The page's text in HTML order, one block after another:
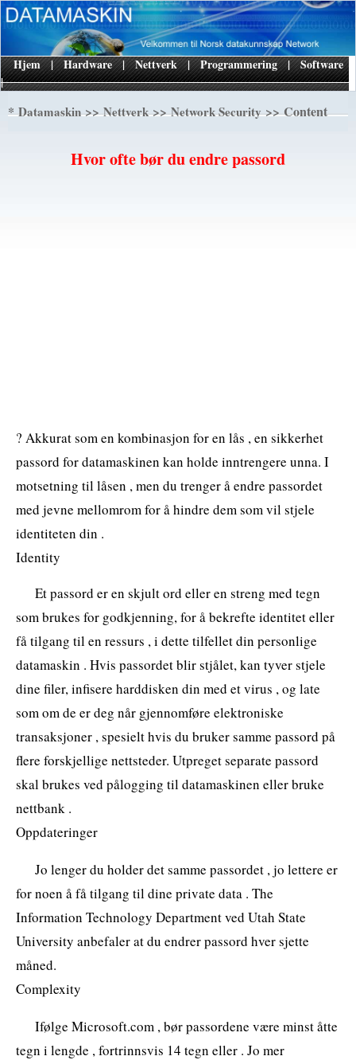
|
Hjem | Hardware | Nettverk | Programmering | Software
*Datamaskin>>Nettverk>>Network Security>> Content
Hvor ofte bør du endre passord
? Akkurat som en kombinasjon for en lås , en sikkerhet
passord for datamaskinen kan holde inntrengere unna. I
motsetning til låsen , men du trenger å endre passordet
med jevne mellomrom for å hindre dem som vil stjele
identiteten din .
Identity
Et passord er en skjult ord eller en streng med tegn
som brukes for godkjenning, for å bekrefte identitet eller
få tilgang til en ressurs , i dette tilfellet din personlige
datamaskin . Hvis passordet blir stjålet, kan tyver stjele
dine filer, infisere harddisken din med et virus , og late
som om de er deg når gjennomføre elektroniske
transaksjoner , spesielt hvis du bruker samme passord på
flere forskjellige nettsteder. Utpreget separate passord
skal brukes ved pålogging til datamaskinen eller bruke
nettbank .
Oppdateringer
Jo lenger du holder det samme passordet , jo lettere er
for noen å få tilgang til dine private data . The
Information Technology Department ved Utah State
University anbefaler at du endrer passord hver sjette
måned.
Complexity
Ifølge Microsoft.com , bør passordene være minst åtte
tegn i lengde , fortrinnsvis 14 tegn eller . Jo mer